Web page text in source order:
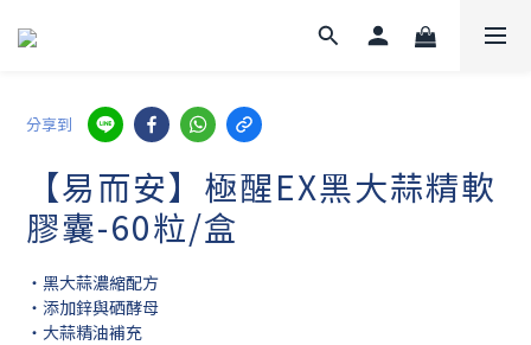
分享到
【易而安】極醒EX黑大蒜精軟
膠囊-60粒/盒
・黑大蒜濃縮配方
・添加鋅與硒酵母
・大蒜精油補充